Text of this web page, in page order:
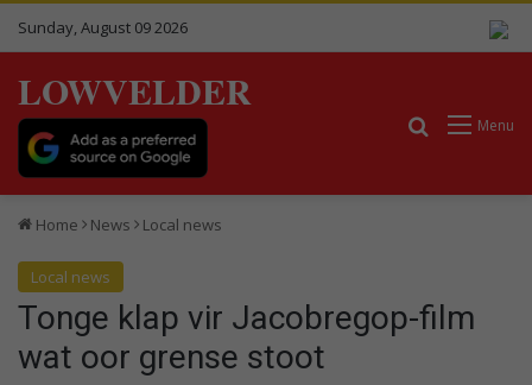
Sunday, August 09 2026
LOWVELDER
Menu
Search for
Home News Local news
Local news
Tonge klap vir Jacobregop-film
wat oor grense stoot